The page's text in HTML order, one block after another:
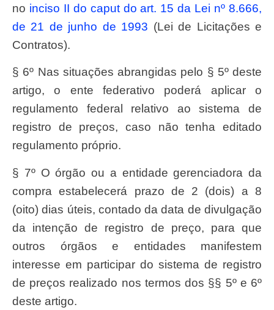
no inciso II do caput do art. 15 da Lei nº 8.666,
de 21 de junho de 1993 (Lei de Licitações e
Contratos).
§ 6º Nas situações abrangidas pelo § 5º deste
artigo, o ente federativo poderá aplicar o
regulamento federal relativo ao sistema de
registro de preços, caso não tenha editado
regulamento próprio.
§ 7º O órgão ou a entidade gerenciadora da
compra estabelecerá prazo de 2 (dois) a 8
(oito) dias úteis, contado da data de divulgação
da intenção de registro de preço, para que
outros órgãos e entidades manifestem
interesse em participar do sistema de registro
de preços realizado nos termos dos §§ 5º e 6º
deste artigo.